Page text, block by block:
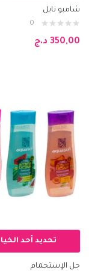
شامبو نايل
0
350,00 د.ج
تحديد أحد
جل الإستحمام